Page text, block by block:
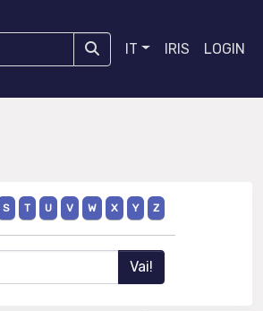
IT IRIS LOGIN
S T U V W X Y Z